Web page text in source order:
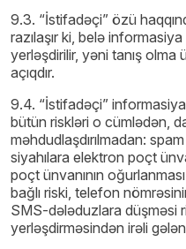
9.3. “İstifadəçi” özü
razılaşır ki, belə
yerləşdirilir, yəni tanış
açıqdır.
9.4. “İstifadəçi”
bütün riskləri o cümlədən,
məhdudlaşdırılmadan:
siyahılara elektron poçt
poçt ünvanının
bağlı riski, telefon
SMS-dələduzlara düşməsi
yerləşdirməsindən irəli